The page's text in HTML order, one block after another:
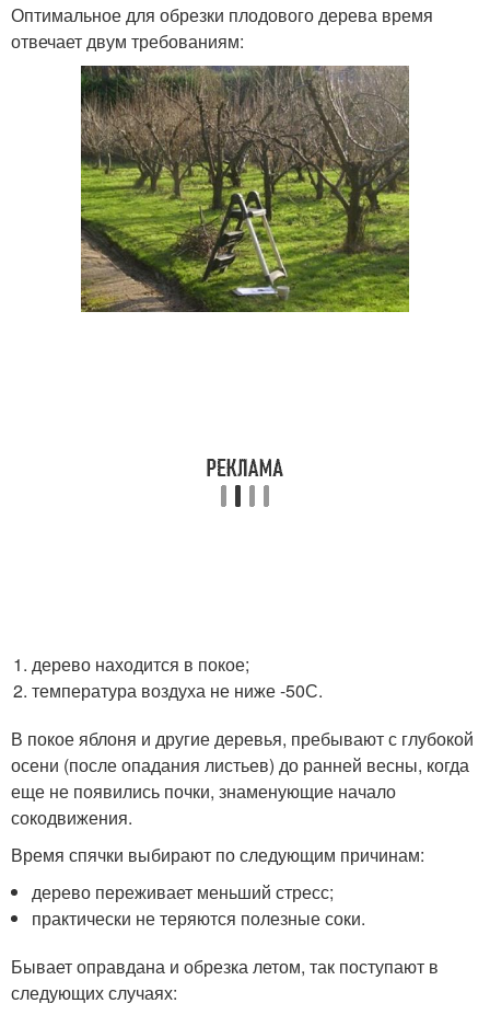
Оптимальное для обрезки плодового дерева время
отвечает двум требованиям:
дерево находится в покое;
температура воздуха не ниже -50С.
В покое яблоня и другие деревья, пребывают с глубокой
осени (после опадания листьев) до ранней весны, когда
еще не появились почки, знаменующие начало
сокодвижения.
Время спячки выбирают по следующим причинам:
дерево переживает меньший стресс;
практически не теряются полезные соки.
Бывает оправдана и обрезка летом, так поступают в
следующих случаях: